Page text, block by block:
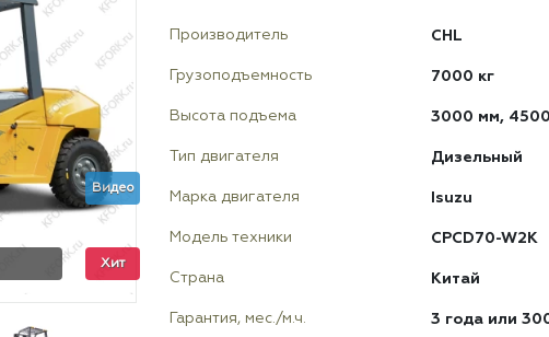
Хит
Видео
Производитель CHL
Грузоподъемность 7000 кг
Высота подъема 3000 мм,
Тип двигателя Дизельный
Марка двигателя Isuzu
Модель техники CPCD70-W2K
Страна Китай
Гарантия, мес./м.ч. 3 года или